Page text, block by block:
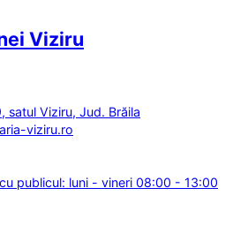
Viziru
satul Viziru, Jud. Brăila
viziru.ro
publicul: luni - vineri 08:00 - 13:00